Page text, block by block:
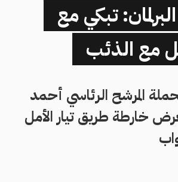
تبكي مع
مع الذئب
المرشح الرئاسي أحمد
خارطة طريق تيار الأمل